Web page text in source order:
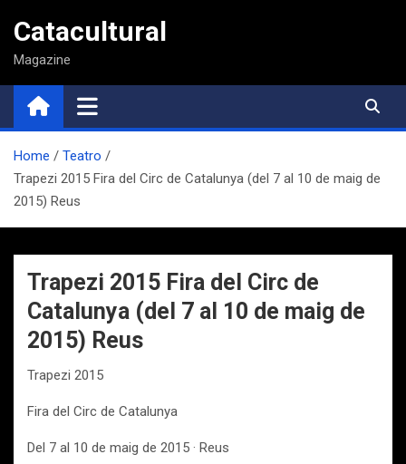
contenido
Catacultural
Magazine
Home
Teatro
Trapezi 2015 Fira del Circ de Catalunya (del 7 al 10 de maig de
2015) Reus
Trapezi 2015 Fira del Circ de
Catalunya (del 7 al 10 de maig de
2015) Reus
Trapezi 2015
Fira del Circ de Catalunya
Del 7 al 10 de maig de 2015 · Reus